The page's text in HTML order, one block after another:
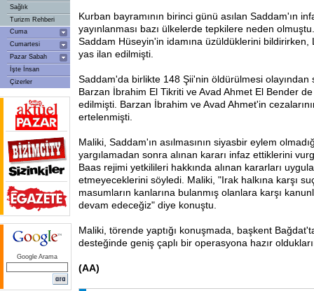
Sağlık
Turizm Rehberi
Cuma
Cumartesi
Pazar Sabah
İşte İnsan
Çizerler
Google Arama
Kurban bayramının birinci günü asılan Saddam'ın
yayınlanması bazı ülkelerde tepkilere neden
Saddam Hüseyin'in idamına üzüldüklerini bildirirken,
yas ilan edilmişti.
Saddam'da birlikte 148 Şii'nin öldürülmesi olayından
Barzan İbrahim El Tikriti ve Avad Ahmet El Bender
edilmişti. Barzan İbrahim ve Avad Ahmet'in
ertelenmişti.
Maliki, Saddam'ın asılmasının siyasbir eylem
yargılamadan sonra alınan kararı infaz ettiklerini
Baas rejimi yetkilileri hakkında alınan kararları
etmeyeceklerini söyledi. Maliki, "Irak halkına karşı
masumların kanlarına bulanmış olanlara karşı
devam edeceğiz" diye konuştu.
Maliki, törende yaptığı konuşmada, başkent
desteğinde geniş çaplı bir operasyona hazır
(AA)